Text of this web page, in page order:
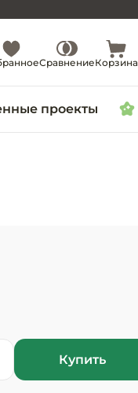
СравнениеКорзина
проекты
Купить